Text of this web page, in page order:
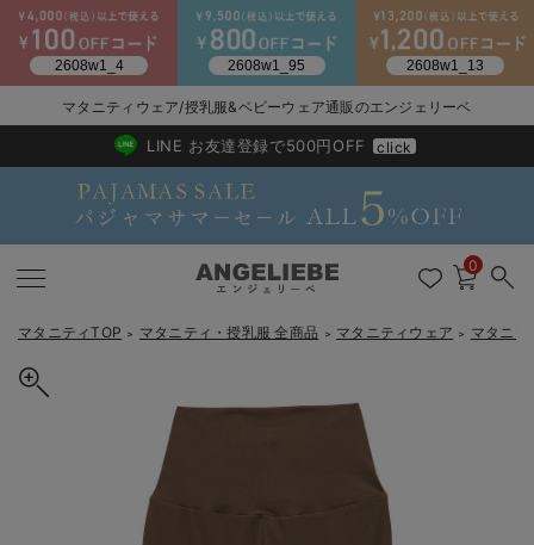
戻る
マタニティ ワンピース
戻る
マタニティ 下着・インナー全て
戻る
戻る
マタニティ フォーマル全て
戻る
妊婦用 抱き枕・授乳クッション
戻る
マタニティレッグウェア全て
マタニティストッキング・タイツ
戻る
マタニティ ボディケア全て
戻る
【アウトレット】ワンピース
戻る
戻る
ワンピース
【37周年祭セール】
【15℃】3月下旬～
動きやすく着回しで
強撚スムース(コスパ
【おまとめ割】パジ
カジュアル
ジャケット派
マタニティパジャマ
【オフィスカジュア
レギンスタイプ
【フォーマル】ワン
【ベビー】長袖
ハンカチ
快適ウェア10%OFF
セットアップ・ レイ
〜3,000円（税込）
薄くてあったか
入院してすぐ使うグ
【冬のあったか特集
マタニティウェア/授乳服&ベビーウェア通販のエンジェリーベ
2026/NewArrival
送料495円(一部地域を除く) 7,700円以上で送料無料
LINE お友達登録で500円OFF click
0
マタニティTOP ＞ マタニティ・授乳服 全商品 ＞ マタニティウェア ＞ マタニテ
ストレッチリブレギンス マタニティ・産後【出産後も長く使える】